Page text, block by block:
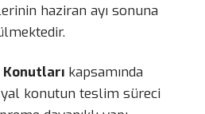
haziran ayı sonuna
Konutları kapsamında
konutun teslim süreci